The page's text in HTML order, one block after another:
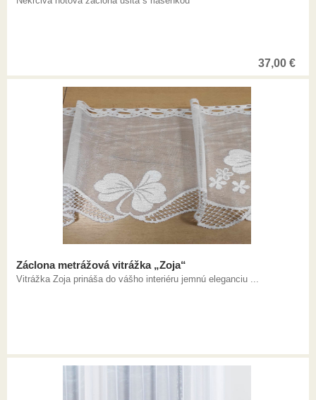
37,00 €
Záclona metrážová vitrážka „Zoja“
Vitrážka Zoja prináša do vášho interiéru jemnú eleganciu ...